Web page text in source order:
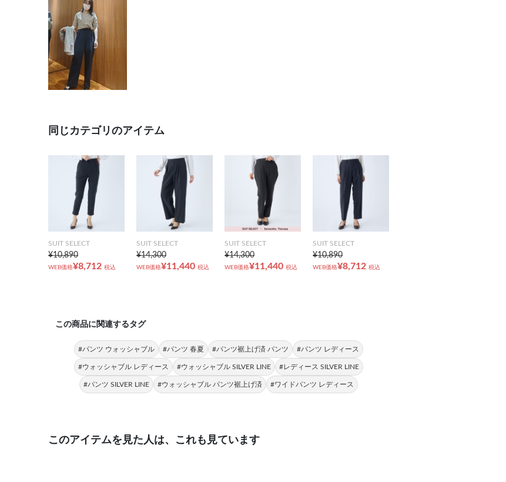
同じカテゴリのアイテム
SUIT SELECT
¥10,890
WEB価格¥8,712 税込
SUIT SELECT
¥14,300
WEB価格¥11,440 税込
SUIT SELECT
¥14,300
WEB価格¥11,440 税込
SUIT SELECT
¥10,890
WEB価格¥8,712 税込
この商品に関連するタグ
#パンツ ウォッシャブル #パンツ 春夏 #パンツ裾上げ済 パンツ #パンツ レディース
#ウォッシャブル レディース #ウォッシャブル SILVER LINE #レディース SILVER LINE
#パンツ SILVER LINE #ウォッシャブル パンツ裾上げ済 #ワイドパンツ レディース
このアイテムを見た人は、これも見ています